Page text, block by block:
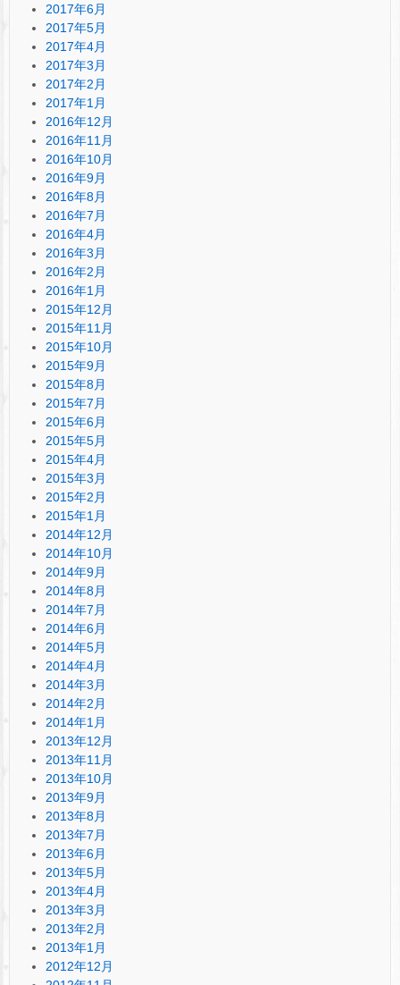
2017年6月
2017年5月
2017年4月
2017年3月
2017年2月
2017年1月
2016年12月
2016年11月
2016年10月
2016年9月
2016年8月
2016年7月
2016年4月
2016年3月
2016年2月
2016年1月
2015年12月
2015年11月
2015年10月
2015年9月
2015年8月
2015年7月
2015年6月
2015年5月
2015年4月
2015年3月
2015年2月
2015年1月
2014年12月
2014年10月
2014年9月
2014年8月
2014年7月
2014年6月
2014年5月
2014年4月
2014年3月
2014年2月
2014年1月
2013年12月
2013年11月
2013年10月
2013年9月
2013年8月
2013年7月
2013年6月
2013年5月
2013年4月
2013年3月
2013年2月
2013年1月
2012年12月